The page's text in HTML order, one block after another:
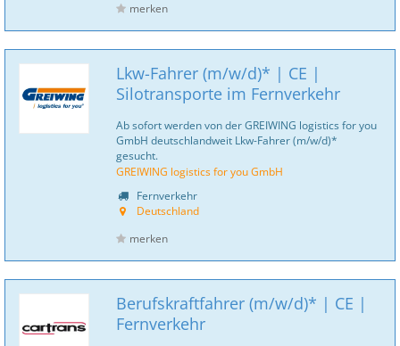
merken
Lkw-Fahrer (m/w/d)* | CE |
Silotransporte im Fernverkehr
Ab sofort werden von der GREIWING logistics for you
GmbH deutschlandweit Lkw-Fahrer (m/w/d)*
gesucht.
GREIWING logistics for you GmbH
Fernverkehr
Deutschland
merken
Berufskraftfahrer (m/w/d)* | CE |
Fernverkehr